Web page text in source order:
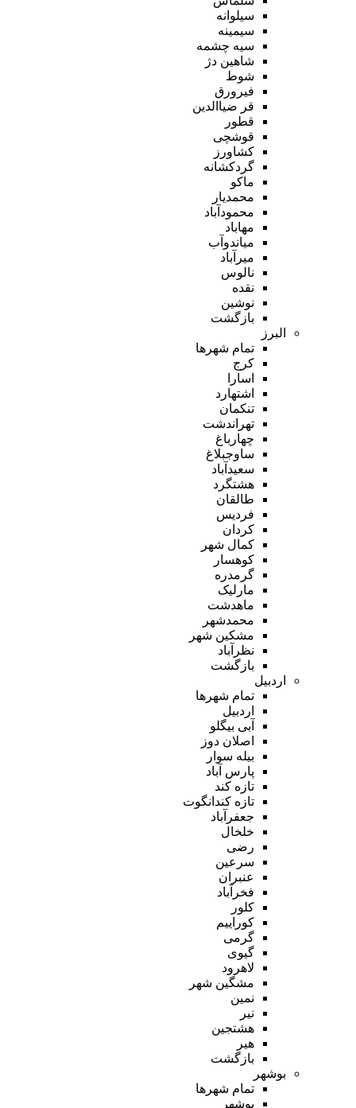
سیلوانه
سیمینه
سیه چشمه
شاهین دژ
شوط
فیرورق
قر ضیاالدین
قطور
قوشچی
کشاورز
گردکشانه
ماکو
محمدیار
محمودآباد
مهاباد
میاندوآب
میرآباد
نالوس
نقده
نوشین
بازگشت
البرز
تمام شهر‌ها
کرج
اسارا
اشتهارد
تنکمان
تهراندشت
چهارباغ
ساوجبلاغ
سعیدآباد
هشتگرد
طالقان
فردیس
کردان
کمال شهر
کوهسار
گرمدره
مارلیک
ماهدشت
محمدشهر
مشکین شهر
نظرآباد
بازگشت
اردبیل
تمام شهر‌ها
اردبیل
آبی بیگلو
اصلان دوز
بیله سوار
پارس آباد
تازه کند
تازه کندانگوت
جعفرآباد
خلخال
رضی
سرعین
عنبران
فخرآباد
کلور
کوراییم
گرمی
گیوی
لاهرود
مشگین شهر
نمین
نیر
هشتجین
هیر
بازگشت
بوشهر
تمام شهر‌ها
بوشهر